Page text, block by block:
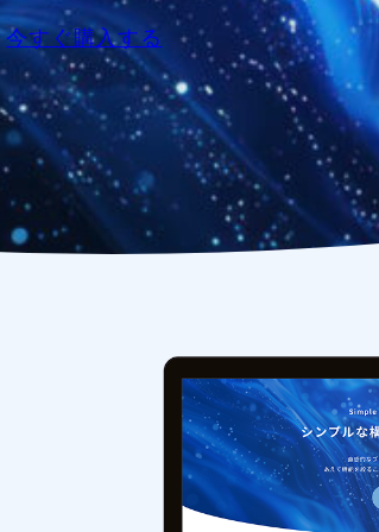
今すぐ購入する